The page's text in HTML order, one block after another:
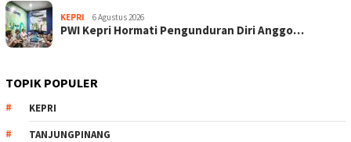
KEPRI 6 Agustus 2026
PWI Kepri Hormati Pengunduran Diri Anggo…
TOPIK POPULER
KEPRI
TANJUNGPINANG